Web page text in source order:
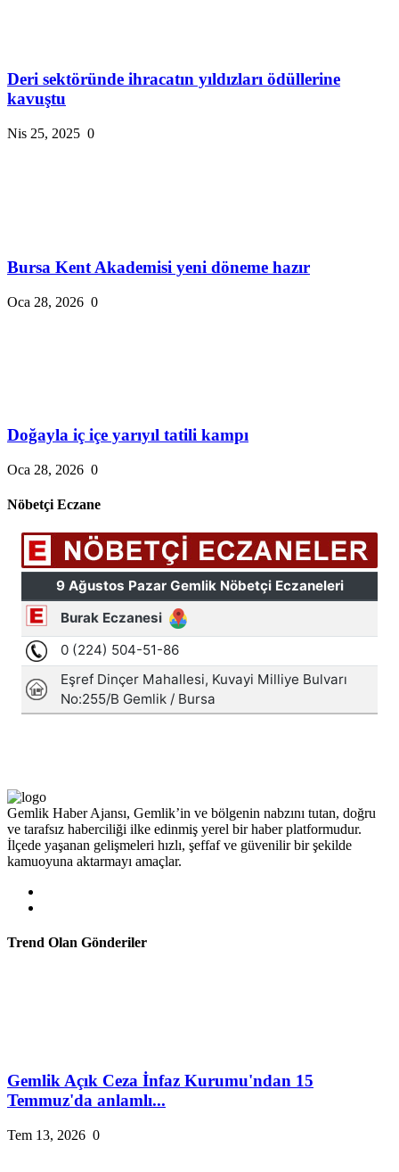
Deri sektöründe ihracatın yıldızları ödüllerine
kavuştu
Nis 25, 2025 0
Bursa Kent Akademisi yeni döneme hazır
Oca 28, 2026 0
Doğayla iç içe yarıyıl tatili kampı
Oca 28, 2026 0
Nöbetçi Eczane
Gemlik Haber Ajansı, Gemlik’in ve bölgenin nabzını tutan, doğru
ve tarafsız haberciliği ilke edinmiş yerel bir haber platformudur.
İlçede yaşanan gelişmeleri hızlı, şeffaf ve güvenilir bir şekilde
kamuoyuna aktarmayı amaçlar.
Trend Olan Gönderiler
Gemlik Açık Ceza İnfaz Kurumu'ndan 15
Temmuz'da anlamlı...
Tem 13, 2026 0